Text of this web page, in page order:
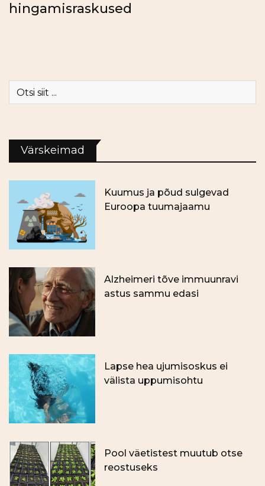
hingamisraskused
Värskeimad
Kuumus ja põud sulgevad
Euroopa tuumajaamu
Alzheimeri tõve immuunravi
astus sammu edasi
Lapse hea ujumisoskus ei
välista uppumisohtu
Pool väetistest muutub otse
reostuseks